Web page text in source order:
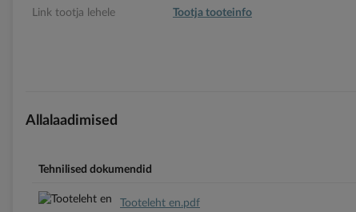
images
Link tootja lehele Tootja tooteinfo
Allalaadimised
Tehnilised dokumendid
Tooteleht en.pdf